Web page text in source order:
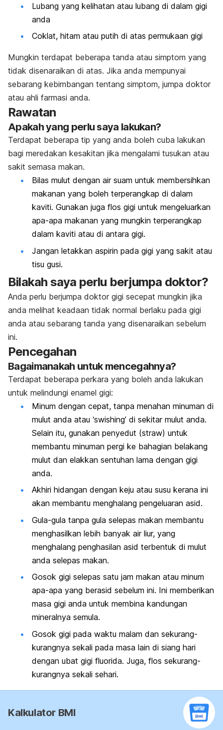
Lubang yang kelihatan atau lubang di dalam gigi
anda
Coklat, hitam atau putih di atas permukaan gigi
Mungkin terdapat beberapa tanda atau simptom yang
tidak disenaraikan di atas. Jika anda mempunyai
sebarang kebimbangan tentang simptom, jumpa doktor
atau ahli farmasi anda.
Rawatan
Apakah yang perlu saya lakukan?
Terdapat beberapa tip yang anda boleh cuba lakukan
bagi meredakan kesakitan jika mengalami tusukan atau
sakit semasa makan.
Bilas mulut dengan air suam untuk membersihkan
makanan yang boleh terperangkap di dalam
kaviti. Gunakan juga flos gigi untuk mengeluarkan
apa-apa makanan yang mungkin terperangkap
dalam kaviti atau di antara gigi.
Jangan letakkan aspirin pada gigi yang sakit atau
tisu gusi.
Bilakah saya perlu berjumpa doktor?
Anda perlu berjumpa doktor gigi secepat mungkin jika
anda melihat keadaan tidak normal berlaku pada gigi
anda atau sebarang tanda yang disenaraikan sebelum
ini.
Pencegahan
Bagaimanakah untuk mencegahnya?
Terdapat beberapa perkara yang boleh anda lakukan
untuk melindungi enamel gigi:
Minum dengan cepat, tanpa menahan minuman di
mulut anda atau ‘swishing’ di sekitar mulut anda.
Selain itu, gunakan penyedut (straw) untuk
membantu minuman pergi ke bahagian belakang
mulut dan elakkan sentuhan lama dengan gigi
anda.
Akhiri hidangan dengan keju atau susu kerana ini
akan membantu menghalang pengeluaran asid.
Gula-gula tanpa gula selepas makan membantu
menghasilkan lebih banyak air liur, yang
menghalang penghasilan asid terbentuk di mulut
anda selepas makan.
Gosok gigi selepas satu jam makan atau minum
apa-apa yang berasid sebelum ini. Ini memberikan
masa gigi anda untuk membina kandungan
mineralnya semula.
Gosok gigi pada waktu malam dan sekurang-
kurangnya sekali pada masa lain di siang hari
dengan ubat gigi fluorida. Juga, flos sekurang-
kurangnya sekali sehari.
Kalkulator BMI